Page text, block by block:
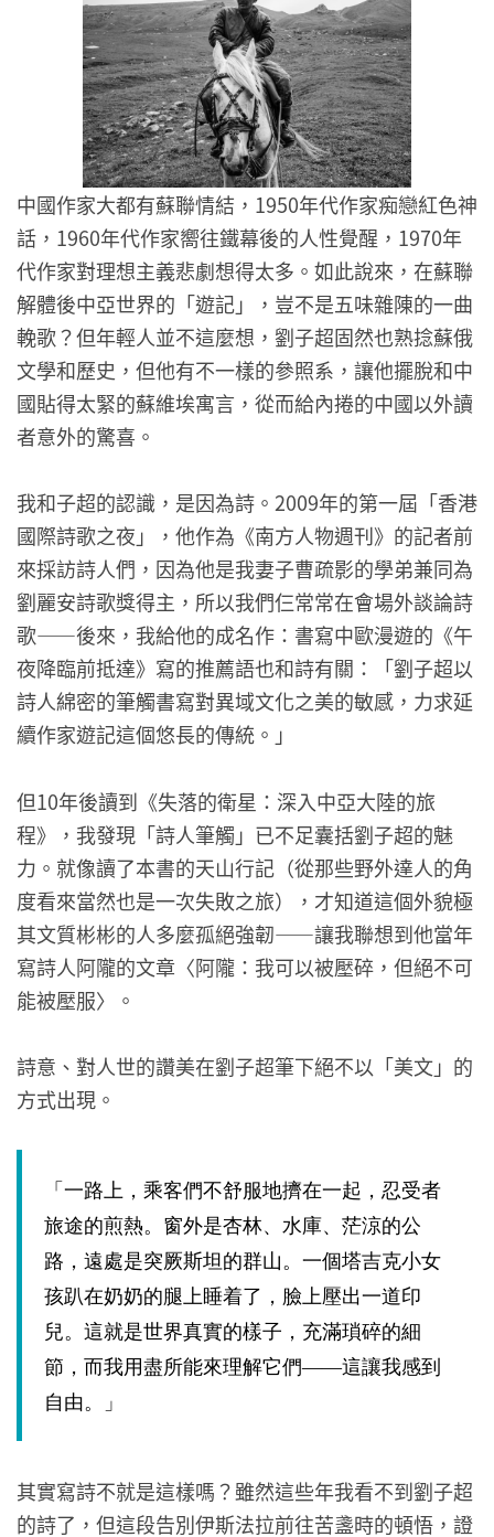
中國作家大都有蘇聯情結，1950年代作家痴戀紅色神
話，1960年代作家嚮往鐵幕後的人性覺醒，1970年
代作家對理想主義悲劇想得太多。如此說來，在蘇聯
解體後中亞世界的「遊記」，豈不是五味雜陳的一曲
輓歌？但年輕人並不這麼想，劉子超固然也熟捻蘇俄
文學和歷史，但他有不一樣的參照系，讓他擺脫和中
國貼得太緊的蘇維埃寓言，從而給內捲的中國以外讀
者意外的驚喜。
我和子超的認識，是因為詩。2009年的第一屆「香港
國際詩歌之夜」，他作為《南方人物週刊》的記者前
來採訪詩人們，因為他是我妻子曹疏影的學弟兼同為
劉麗安詩歌獎得主，所以我們仨常常在會場外談論詩
歌——後來，我給他的成名作：書寫中歐漫遊的《午
夜降臨前抵達》寫的推薦語也和詩有關：「劉子超以
詩人綿密的筆觸書寫對異域文化之美的敏感，力求延
續作家遊記這個悠長的傳統。」
但10年後讀到《失落的衛星：深入中亞大陸的旅
程》，我發現「詩人筆觸」已不足囊括劉子超的魅
力。就像讀了本書的天山行記（從那些野外達人的角
度看來當然也是一次失敗之旅），才知道這個外貌極
其文質彬彬的人多麼孤絕強韌——讓我聯想到他當年
寫詩人阿隴的文章〈阿隴：我可以被壓碎，但絕不可
能被壓服〉。
詩意、對人世的讚美在劉子超筆下絕不以「美文」的
方式出現。
「一路上，乘客們不舒服地擠在一起，忍受者
旅途的煎熱。窗外是杏林、水庫、茫涼的公
路，遠處是突厥斯坦的群山。一個塔吉克小女
孩趴在奶奶的腿上睡着了，臉上壓出一道印
兒。這就是世界真實的樣子，充滿瑣碎的細
節，而我用盡所能來理解它們——這讓我感到
自由。」
其實寫詩不就是這樣嗎？雖然這些年我看不到劉子超
的詩了，但這段告別伊斯法拉前往苦盞時的頓悟，證